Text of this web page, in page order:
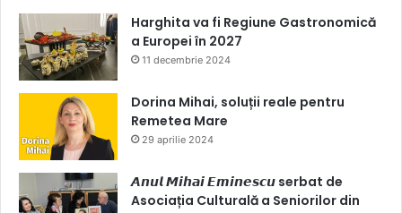
Harghita va fi Regiune Gastronomică
a Europei în 2027
11 decembrie 2024
Dorina Mihai, soluții reale pentru
Remetea Mare
29 aprilie 2024
𝘼𝙣𝙪𝙡 𝙈𝙞𝙝𝙖𝙞 𝙀𝙢𝙞𝙣𝙚𝙨𝙘𝙪 serbat de
Asociația Culturală a Seniorilor din